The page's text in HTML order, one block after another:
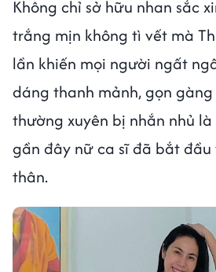
Không chỉ sở hữu nhan sắc
trắng mịn không tì vết mà
lần khiến mọi người ngất
dáng thanh mảnh, gọn gàng
thường xuyên bị nhắn nhủ
gần đây nữ ca sĩ đã bắt đầu
thân.